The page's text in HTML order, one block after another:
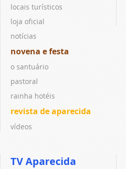
locais turísticos
loja oficial
notícias
novena e festa
o santuário
pastoral
rainha hotéis
revista de aparecida
vídeos
TV Aparecida